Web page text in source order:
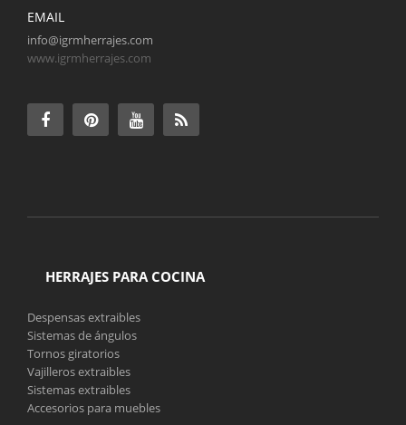
EMAIL
info@igrmherrajes.com
www.igrmherrajes.com
HERRAJES PARA COCINA
Despensas extraibles
Sistemas de ángulos
Tornos giratorios
Vajilleros extraibles
Sistemas extraibles
Accesorios para muebles